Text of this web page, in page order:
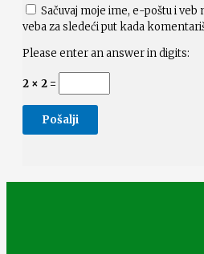
Sačuvaj moje ime, e-poštu i
veba za sledeći put kada
Please enter an answer in digits:
2 × 2 =